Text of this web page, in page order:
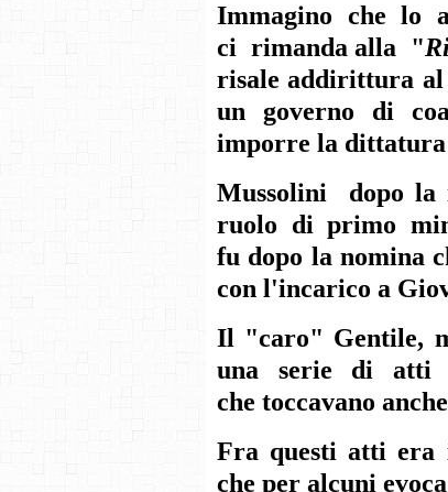
Immagino che lo
ci rimanda alla "
risale addirittura al
un governo di
imporre la
Mussolini dopo la
ruolo di primo
fu dopo la nomina
con l'incarico a
Il "caro" Gentile,
una serie di atti
che toccavano
Fra questi atti era
che per alcuni